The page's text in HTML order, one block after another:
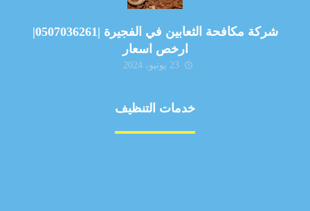
شركة مكافحة الثعابين في الفجيرة |0507036261|
ارخص اسعار
23 يونيو، 2024
خدمات التنظيف